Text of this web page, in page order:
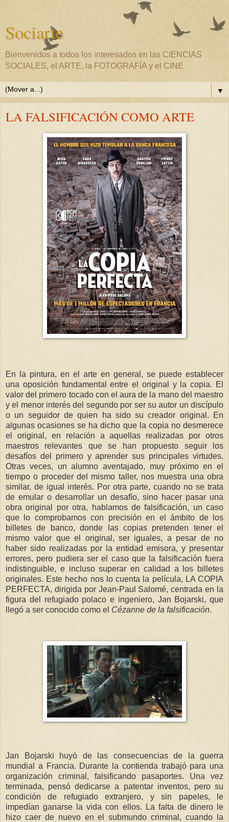
Sociarte
Bienvenidos a todos los interesados en las CIENCIAS
SOCIALES, el ARTE, la FOTOGRAFÍA y el CINE
▼
LA FALSIFICACIÓN COMO ARTE
En la pintura, en el arte en general, se puede establecer
una oposición fundamental entre el original y la copia. El
valor del primero tocado con el aura de la mano del maestro
y el menor interés del segundo por ser su autor un discípulo
o un seguidor de quien ha sido su creador original. En
algunas ocasiones se ha dicho que la copia no desmerece
el original, en relación a aquellas realizadas por otros
maestros relevantes que se han propuesto seguir los
desafíos del primero y aprender sus principales virtudes.
Otras veces, un alumno aventajado, muy próximo en el
tiempo o proceder del mismo taller, nos muestra una obra
similar, de igual interés. Por otra parte, cuando no se trata
de emular o desarrollar un desafío, sino hacer pasar una
obra original por otra, hablamos de falsificación, un caso
que lo comprobamos con precisión en el ámbito de los
billetes de banco, donde las copias pretenden tener el
mismo valor que el original, ser iguales, a pesar de no
haber sido realizadas por la entidad emisora, y presentar
errores, pero pudiera ser el caso que la falsificación fuera
indistinguible, e incluso superar en calidad a los billetes
originales. Este hecho nos lo cuenta la película, LA COPIA
PERFECTA, dirigida por Jean-Paul Salomé, centrada en la
figura del refugiado polaco e ingeniero, Jan Bojarski, que
llegó a ser conocido como el Cézanne de la falsificación.
Jan Bojarski huyó de las consecuencias de la guerra
mundial a Francia. Durante la contienda trabajó para una
organización criminal, falsificando pasaportes. Una vez
terminada, pensó dedicarse a patentar inventos, pero su
condición de refugiado extranjero, y sin papeles, le
impedían ganarse la vida con ellos. La falta de dinero le
hizo caer de nuevo en el submundo criminal, cuando la